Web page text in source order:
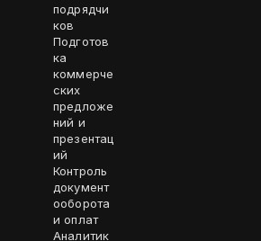
подрядчи
ков
Подготов
ка
коммерче
ских
предложе
ний и
презентац
ий
Контроль
документ
ооборота
и оплат
Аналитик